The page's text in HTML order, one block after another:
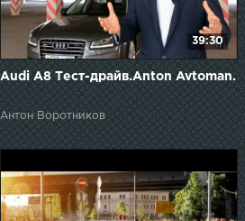
39:30
Audi A8 Тест-драйв.Anton Avtoman.
Антон Воротников